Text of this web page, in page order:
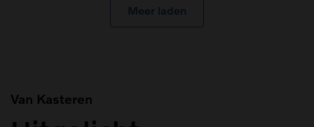
Meer laden
Van Kasteren